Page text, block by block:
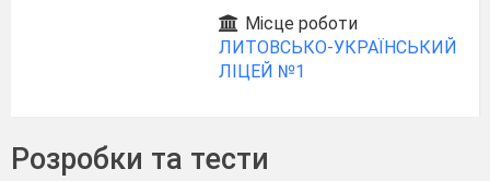
Місце роботи
ЛИТОВСЬКО-УКРАЇНСЬКИЙ
ЛІЦЕЙ №1
Розробки та тести